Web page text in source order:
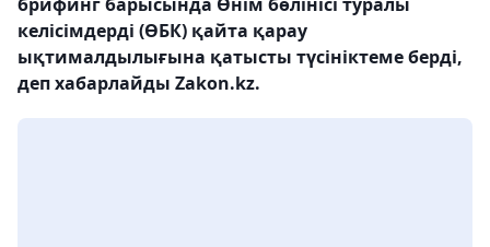
келісімдерді (ӨБК) қайта қарау
ықтималдылығына қатысты түсініктеме берді,
деп хабарлайды Zakon.kz.